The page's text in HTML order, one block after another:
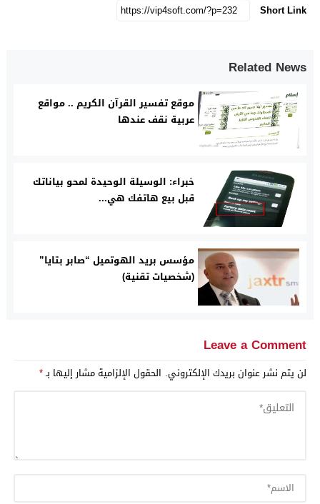
Short Link
Related News
موقع تفسير القرآن الكريم .. مواقع
عربية نقف عندها
خبراء: الوسيلة الوحيدة لمحو بياناتك
قبل بيع هاتفك هي...
مؤسس بريد الهوتميل “صابر بتايا”
(شخصيات تقنية)
Leave a Comment
لن يتم نشر عنوان بريدك الإلكتروني. الحقول الإلزامية مشار إليها بـ*